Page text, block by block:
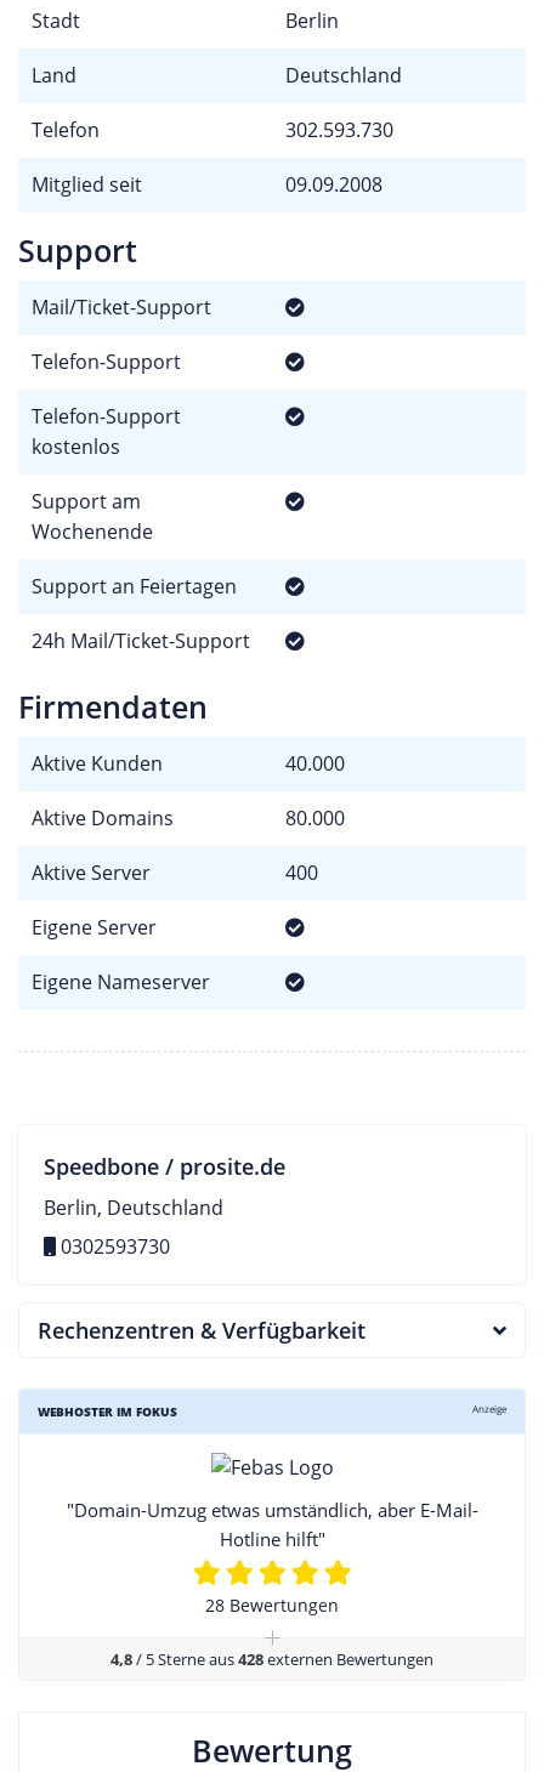
Stadt Berlin
Land Deutschland
Telefon 302.593.730
Mitglied seit 09.09.2008
Support
Mail/Ticket-Support
Telefon-Support
Telefon-Support
kostenlos
Support am
Wochenende
Support an Feiertagen
24h Mail/Ticket-Support
Firmendaten
Aktive Kunden 40.000
Aktive Domains 80.000
Aktive Server 400
Eigene Server
Eigene Nameserver
Speedbone / prosite.de
Berlin, Deutschland
0302593730
Rechenzentren & Verfügbarkeit
WEBHOSTER IM FOKUS Anzeige
"Domain-Umzug etwas umständlich, aber E-Mail-
Hotline hilft"
28 Bewertungen
+
4,8/ 5 Sterne aus428externen Bewertungen
Bewertung